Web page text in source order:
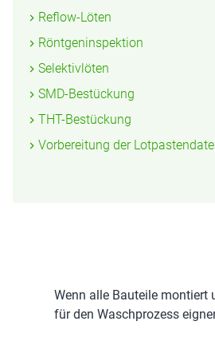
Reflow-Löten
Röntgeninspektion
Selektivlöten
SMD-Bestückung
THT-Bestückung
Vorbereitung der
Wenn alle Bauteile montiert
für den Waschprozess